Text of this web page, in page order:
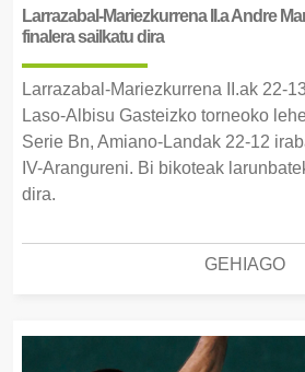
Larrazabal-Mariezkurrena II.a Andre
finalera sailkatu dira
Larrazabal-Mariezkurrena II.ak 22-
Laso-Albisu Gasteizko torneoko
Serie Bn, Amiano-Landak 22-12
IV-Arangureni. Bi bikoteak
dira.
GEHIAGO